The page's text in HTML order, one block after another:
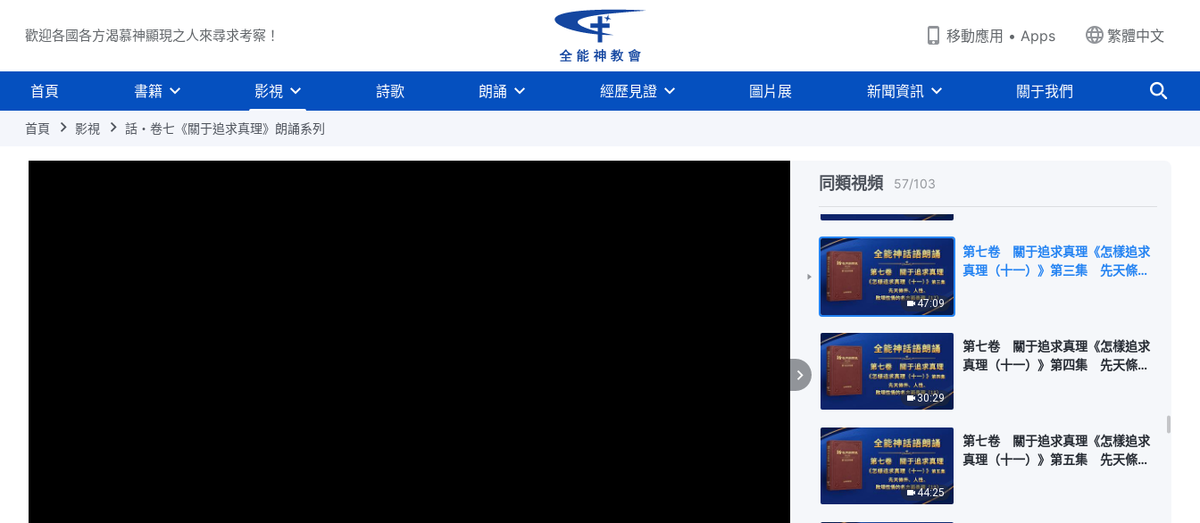
歡迎各國各方渴慕神顯現之人來尋求考察！ 移動應用 • Apps 繁體中文
首頁 書籍 影視 詩歌 朗誦 經歷見證 圖片展 新聞資訊 關于我們
首頁 影視 話・卷七《關于追求真理》朗誦系列
同類視頻 57/103
39:16
一）》第一集 人走什麽樣的道路
决定人最終收穫什麽（1）
42:59
47:09
第七卷 關于追求真理《怎樣追求
真理（十一）》第三集 先天條
30:29
第七卷 關于追求真理《怎樣追求
真理（十一）》第四集 先天條
44:25
第七卷 關于追求真理《怎樣追求
真理（十一）》第五集 先天條